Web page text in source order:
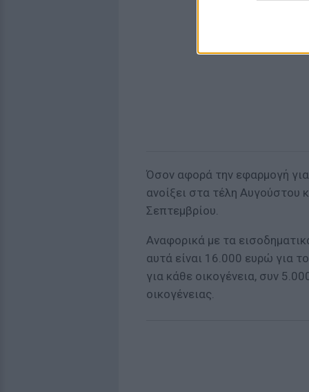
Όσον αφορά την εφαρμογή για
ανοίξει στα τέλη Αυγούστου
Σεπτεμβρίου.
Αναφορικά με τα
αυτά είναι 16.000 ευρώ για
για κάθε οικογένεια, συν
οικογένειας.